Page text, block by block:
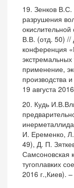
19. Зенков
разрушения
В.В. (отд. 50) //
конференция
применение,
производства
19 августа
20. Кудь
И. Еременко,
49), Д. П.
Самсоновская
тугоплавких
2016 г.,Киев).